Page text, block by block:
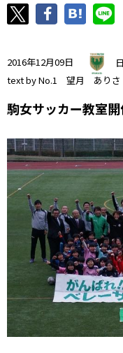
2016年12月09日
text by No.1 望月 ありさ
駒女サッカー教室開